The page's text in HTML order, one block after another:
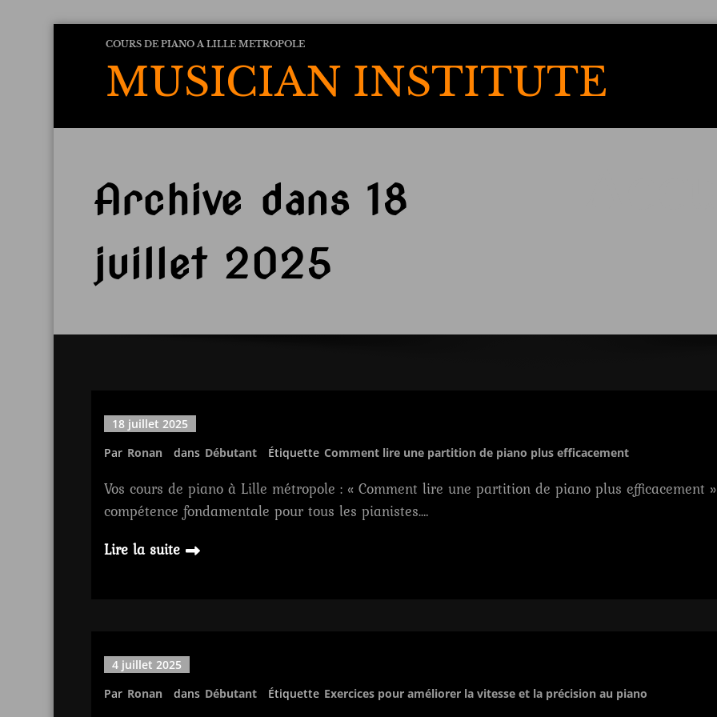
COURS DE PIANO A LILLE METROPOLE
MUSICIAN INSTITUTE
Archive dans 18
juillet 2025
18 juillet 2025
Par Ronan dans Débutant Étiquette Comment lire une partition de piano plus efficacement
Vos cours de piano à Lille métropole : « Comment lire une partition de piano plus efficacement
compétence fondamentale pour tous les pianistes.…
Lire la suite
4 juillet 2025
Par Ronan dans Débutant Étiquette Exercices pour améliorer la vitesse et la précision au piano